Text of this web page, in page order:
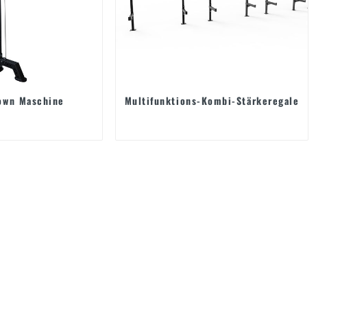
Maschine Multifunktions-Kombi-Stärkeregale